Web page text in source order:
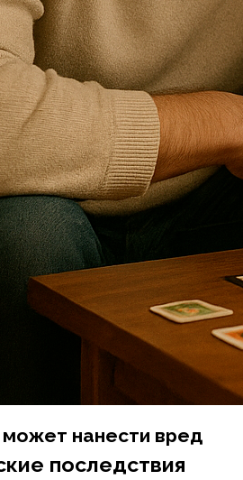
может нанести вред
последствия